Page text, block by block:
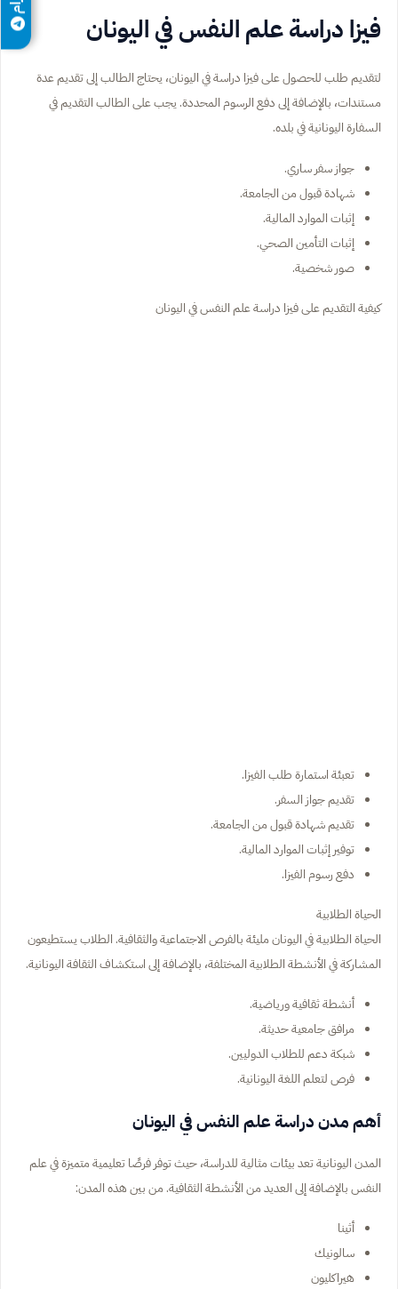
فيزا دراسة علم النفس في اليونان
لتقديم طلب للحصول على فيزا دراسة في اليونان، يحتاج الطالب إلى تقديم عدة
مستندات، بالإضافة إلى دفع الرسوم المحددة. يجب على الطالب التقديم في
السفارة اليونانية في بلده.
جواز سفر ساري.
شهادة قبول من الجامعة.
إثبات الموارد المالية.
إثبات التأمين الصحي.
صور شخصية.
كيفية التقديم على فيزا دراسة علم النفس في اليونان
تعبئة استمارة طلب الفيزا.
تقديم جواز السفر.
تقديم شهادة قبول من الجامعة.
توفير إثبات الموارد المالية.
دفع رسوم الفيزا.
الحياة الطلابية
الحياة الطلابية في اليونان مليئة بالفرص الاجتماعية والثقافية. الطلاب يستطيعون
المشاركة في الأنشطة الطلابية المختلفة، بالإضافة إلى استكشاف الثقافة اليونانية.
أنشطة ثقافية ورياضية.
مرافق جامعية حديثة.
شبكة دعم للطلاب الدوليين.
فرص لتعلم اللغة اليونانية.
أهم مدن دراسة علم النفس في اليونان
المدن اليونانية تعد بيئات مثالية للدراسة، حيث توفر فرصًا تعليمية متميزة في علم
النفس بالإضافة إلى العديد من الأنشطة الثقافية. من بين هذه المدن:
أثينا
سالونيك
هيراكليون